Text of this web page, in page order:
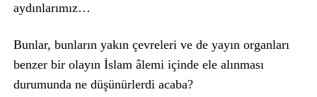
aydınlarımız…
Bunlar, bunların yakın çevreleri ve de yayın organları
benzer bir olayın İslam âlemi içinde ele alınması
durumunda ne düşünürlerdi acaba?